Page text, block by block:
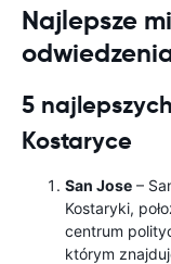
Najlepsze
5
Kostaryce
San Jose –
Kostaryki,
centrum
którym